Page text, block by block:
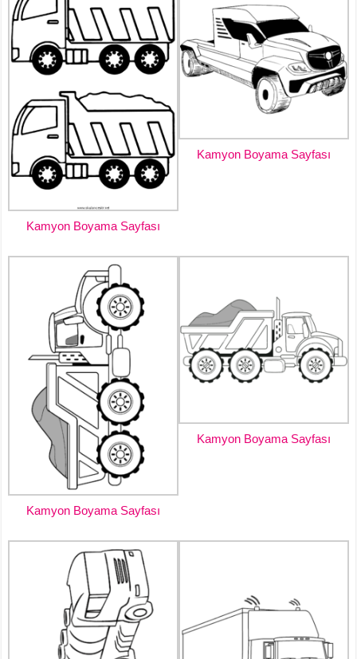
Kamyon Boyama Sayfası
Kamyon Boyama Sayfası
Kamyon Boyama Sayfası
Kamyon Boyama Sayfası